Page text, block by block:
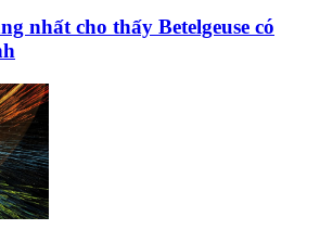
nhất cho thấy Betelgeuse có